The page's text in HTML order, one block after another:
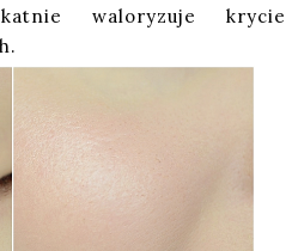
waloryzuje krycie